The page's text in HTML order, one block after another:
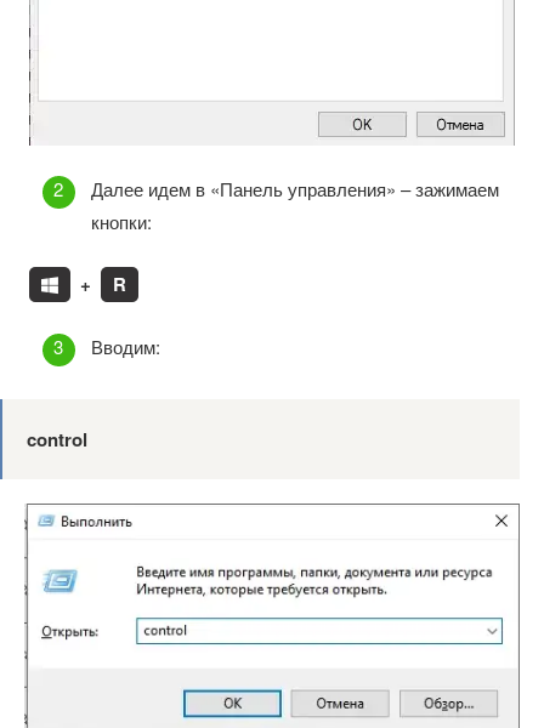
Далее идем в «Панель управления» – зажимаем
кнопки:
+ R
Вводим:
control